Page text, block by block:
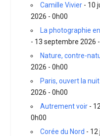
Camille Vivier - 10
2026 - 0h00
La photographie
- 13 septembre 2026
Nature, contre-
2026 - 0h00
Paris, ouvert la nuit
2026 - 0h00
Autrement voir -
0h00
Corée du Nord - 12